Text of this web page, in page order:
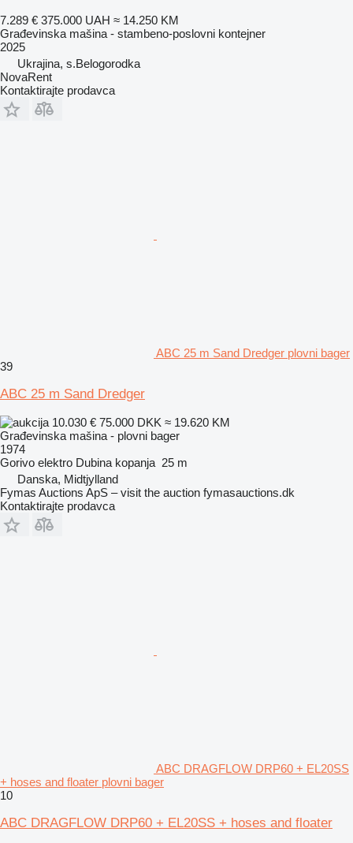
7.289 € 375.000 UAH ≈ 14.250 KM
Građevinska mašina - stambeno-poslovni kontejner
2025
Ukrajina, s.Belogorodka
NovaRent
Kontaktirajte prodavca
ABC 25 m Sand Dredger plovni bager
39
ABC 25 m Sand Dredger
10.030 € 75.000 DKK ≈ 19.620 KM
Građevinska mašina - plovni bager
1974
Gorivo elektro Dubina kopanja 25 m
Danska, Midtjylland
Fymas Auctions ApS – visit the auction fymasauctions.dk
Kontaktirajte prodavca
ABC DRAGFLOW DRP60 + EL20SS
+ hoses and floater plovni bager
10
ABC DRAGFLOW DRP60 + EL20SS + hoses and floater